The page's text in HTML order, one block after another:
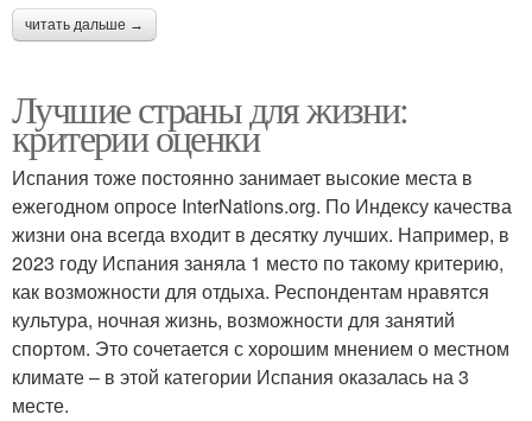
читать дальше →
Лучшие страны для жизни:
критерии оценки
Испания тоже постоянно занимает высокие места в
ежегодном опросе InterNations.org. По Индексу качества
жизни она всегда входит в десятку лучших. Например, в
2023 году Испания заняла 1 место по такому критерию,
как возможности для отдыха. Респондентам нравятся
культура, ночная жизнь, возможности для занятий
спортом. Это сочетается с хорошим мнением о местном
климате – в этой категории Испания оказалась на 3
месте.